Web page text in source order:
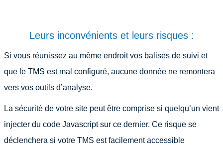
Leurs inconvénients et leurs risques :
Si vous réunissez au même endroit vos balises de suivi et
que le TMS est mal configuré, aucune donnée ne remontera
vers vos outils d’analyse.
La sécurité de votre site peut être comprise si quelqu’un vient
injecter du code Javascript sur ce dernier. Ce risque se
déclenchera si votre TMS est facilement accessible